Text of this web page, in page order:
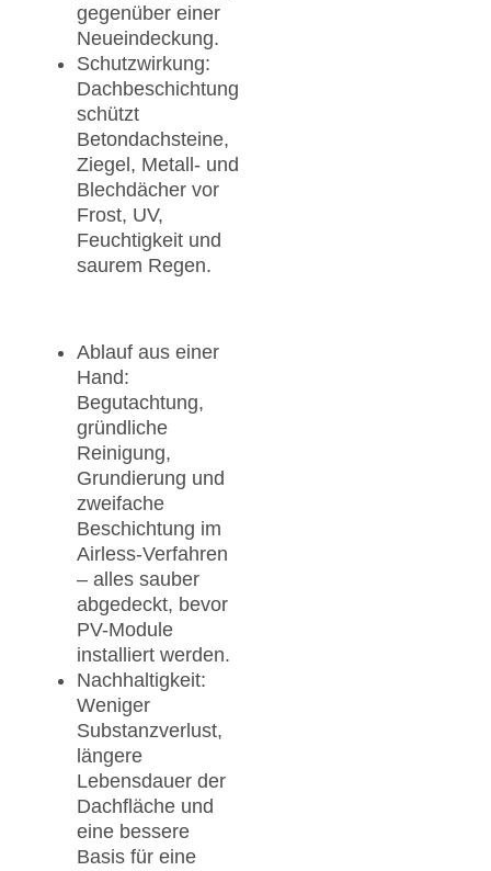
gegenüber einer
Neueindeckung.
Schutzwirkung:
Dachbeschichtung
schützt
Betondachsteine,
Ziegel, Metall- und
Blechdächer vor
Frost, UV,
Feuchtigkeit und
saurem Regen.
Ablauf aus einer
Hand:
Begutachtung,
gründliche
Reinigung,
Grundierung und
zweifache
Beschichtung im
Airless-Verfahren
– alles sauber
abgedeckt, bevor
PV-Module
installiert werden.
Nachhaltigkeit:
Weniger
Substanzverlust,
längere
Lebensdauer der
Dachfläche und
eine bessere
Basis für eine